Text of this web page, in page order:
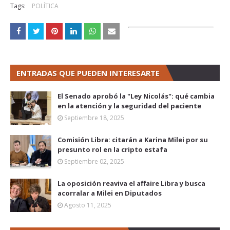
Tags: POLÍTICA
ENTRADAS QUE PUEDEN INTERESARTE
El Senado aprobó la "Ley Nicolás": qué cambia
en la atención y la seguridad del paciente
Septiembre 18, 2025
Comisión Libra: citarán a Karina Milei por su
presunto rol en la cripto estafa
Septiembre 02, 2025
La oposición reaviva el affaire Libra y busca
acorralar a Milei en Diputados
Agosto 11, 2025